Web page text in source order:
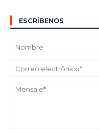
ESCRÍBENOS